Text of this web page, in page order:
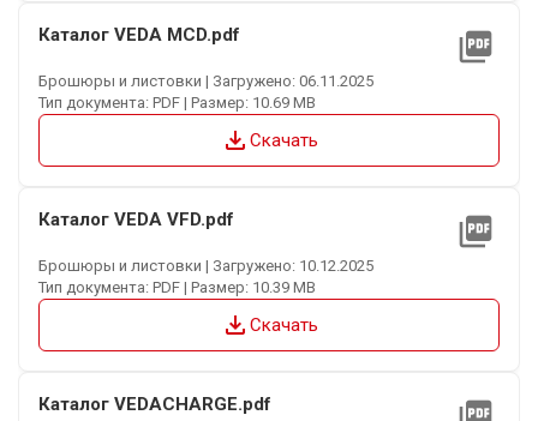
Каталог VEDA MCD.pdf picture_as_pdf
Брошюры и листовки | Загружено: 06.11.2025
Тип документа: PDF | Размер: 10.69 MB
file_download Скачать
Каталог VEDA VFD.pdf picture_as_pdf
Брошюры и листовки | Загружено: 10.12.2025
Тип документа: PDF | Размер: 10.39 MB
file_download Скачать
Каталог VEDACHARGE.pdf